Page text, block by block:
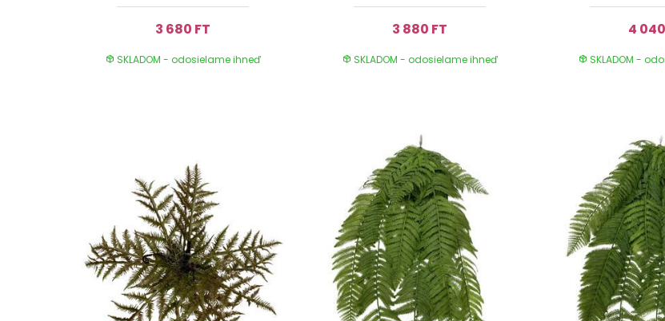
3 680 FT
SKLADOM - odosielame ihneď
3 880 FT
SKLADOM - odosielame ihneď
4
SKLADOM -